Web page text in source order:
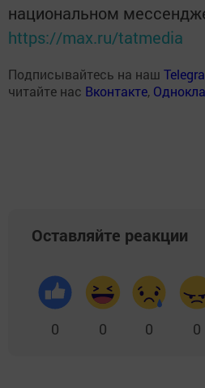
национальном
https://max.ru/tatmedia
Подписывайтесь на наш
читайте нас Вконтакте,
Оставляйте реакции
0 0 0 0